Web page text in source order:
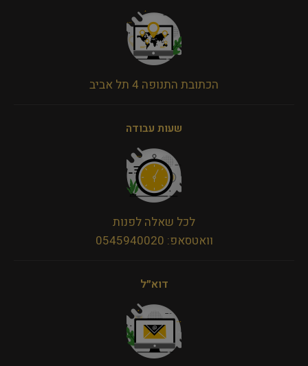
הכתובת התנופה 4 תל אביב
שעות עבודה
לכל שאלה לפנות
וואטסאפ: 0545940020
דוא״ל